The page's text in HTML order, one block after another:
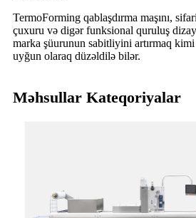
TermoForming qablaşdırma maşını,
çuxuru və digər funksional quruluş
marka şüurunun sabitliyini artırmaq kimi
uyğun olaraq düzəldilə bilər.
Məhsullar Kateqoriyalar